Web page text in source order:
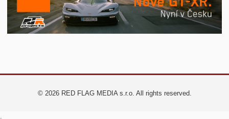
© 2026 RED FLAG MEDIA s.r.o. All rights reserved.
.